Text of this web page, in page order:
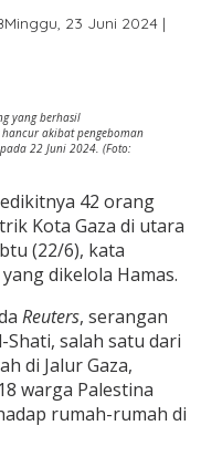
Minggu, 23 Juni 2024 |
yang berhasil
akibat pengeboman
22 Juni 2024. (Foto:
42 orang
Kota Gaza di utara
(22/6), kata
dikelola Hamas.
Reuters, serangan
salah satu dari
di Jalur Gaza,
warga Palestina
rumah-rumah di